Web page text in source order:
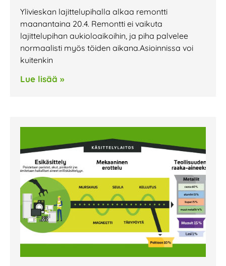
Ylivieskan lajittelupihalla alkaa remontti
maanantaina 20.4. Remontti ei vaikuta
lajittelupihan aukioloaikoihin, ja piha palvelee
normaalisti myös töiden aikana.Asioinnissa voi
kuitenkin
Lue lisää »